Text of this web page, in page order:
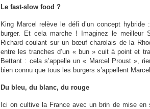
Le fast-slow food ?
King Marcel relève le défi d’un concept
burger. Et cela marche ! Imaginez le meilleur
Richard coulant sur un bœuf charolais de la
entre les tranches d’un « bun » cuit à point et
Bettant : cela s’appelle un « Marcel Proust »,
bien connu que tous les burgers s’appellent
Du bleu, du blanc, du rouge
Ici on cultive la France avec un brin de mise en